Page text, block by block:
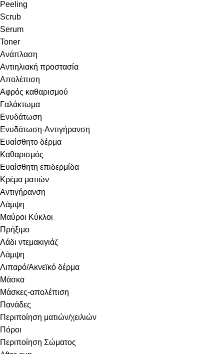
Peeling
Scrub
Serum
Toner
Ανάπλαση
Αντιηλιακή προστασία
Απολέπιση
Αφρός καθαρισμού
Γαλάκτωμα
Ενυδάτωση
Ενυδάτωση-Αντιγήρανση
Ευαίσθητο δέρμα
Καθαρισμός
Ευαίσθητη επιδερμίδα
Κρέμα ματιών
Αντιγήρανση
Λάμψη
Μαύροι Κύκλοι
Πρήξιμο
Λάδι ντεμακιγιάζ
Λάμψη
Λιπαρό/Ακνεϊκό δέρμα
Μάσκα
Μάσκες-απολέπιση
Πανάδες
Περιποίηση ματιών/χειλιών
Πόροι
Περιποίηση Σώματος